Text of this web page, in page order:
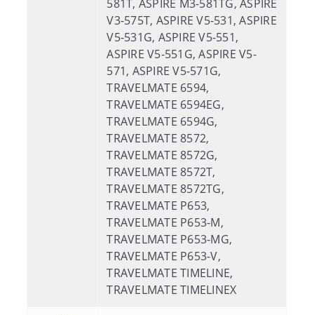
581T, ASPIRE M3-581TG, ASPIRE
V3-575T, ASPIRE V5-531, ASPIRE
V5-531G, ASPIRE V5-551,
ASPIRE V5-551G, ASPIRE V5-
571, ASPIRE V5-571G,
TRAVELMATE 6594,
TRAVELMATE 6594EG,
TRAVELMATE 6594G,
TRAVELMATE 8572,
TRAVELMATE 8572G,
TRAVELMATE 8572T,
TRAVELMATE 8572TG,
TRAVELMATE P653,
TRAVELMATE P653-M,
TRAVELMATE P653-MG,
TRAVELMATE P653-V,
TRAVELMATE TIMELINE,
TRAVELMATE TIMELINEX